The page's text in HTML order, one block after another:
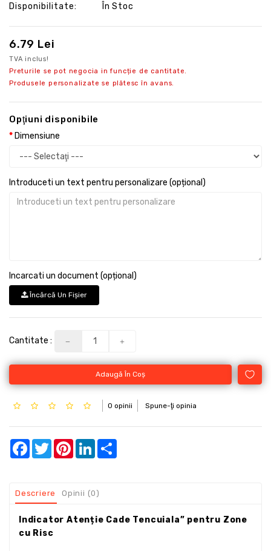
Disponibilitate:
În Stoc
6.79 Lei
TVA inclus!
Preturile se pot negocia in funcție de cantitate.
Produsele personalizate se plătesc în avans.
Opţiuni disponibile
Dimensiune
Introduceti un text pentru personalizare (opțional)
Incarcati un document (opțional)
Încărcă Un Fişier
Cantitate :
Adaugă În Coş
0 opinii Spune-ţi opinia
Facebook
TwitterPinterestLinkedIn
Descriere Opinii (0)
Indicator Atenție Cade Tencuiala” pentru Zone
cu Risc